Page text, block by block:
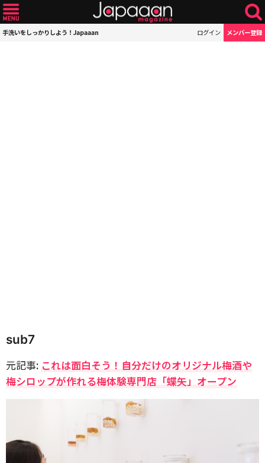
手洗いをしっかりしよう！Japaaan ログイン メンバー登録
sub7
元記事: これは面白そう！自分だけのオリジナル梅酒や
梅シロップが作れる梅体験専門店「蝶矢」オープン